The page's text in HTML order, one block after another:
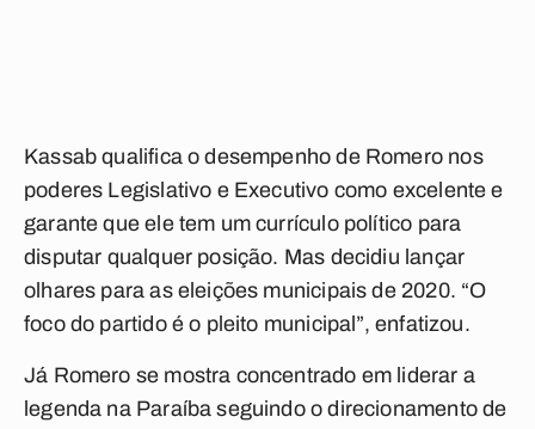
Kassab qualifica o desempenho de Romero nos
poderes Legislativo e Executivo como excelente e
garante que ele tem um currículo político para
disputar qualquer posição. Mas decidiu lançar
olhares para as eleições municipais de 2020. “O
foco do partido é o pleito municipal”, enfatizou.
Já Romero se mostra concentrado em liderar a
legenda na Paraíba seguindo o direcionamento de